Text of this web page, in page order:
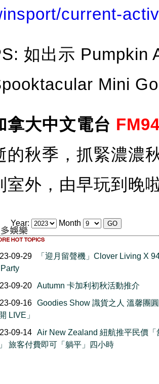
current-
如出示 Pumpkin
Mini
拿大中文電台
的秋季，抓緊濃濃
室外，由早玩到晚
Year: Month
09-29
「迎月留聲機」Clover Living X
09-20 Autumn 卡加利初秋活動推介
09-16 Goodies Show 識貨之人 溫馨團
LIVE」
09-14 Air New Zealand 紐航推平民價「
旅客付費即可「躺平」四小時